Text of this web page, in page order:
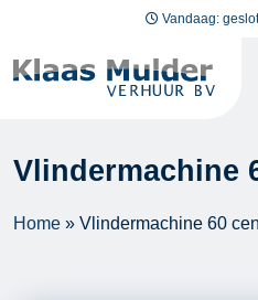
Vandaag:
Vlindermachine
Home » Vlindermachine 60